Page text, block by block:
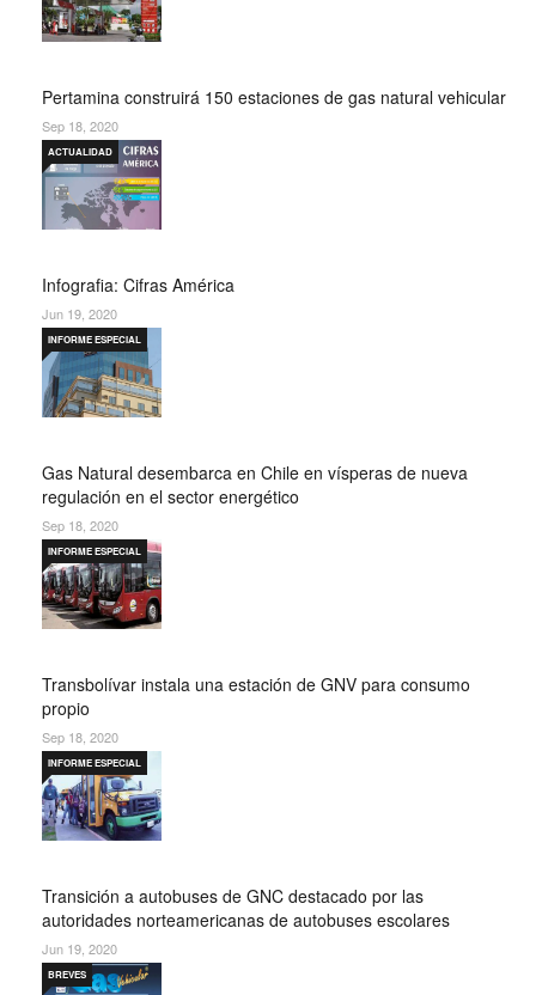
Pertamina construirá 150 estaciones de gas natural vehicular
Sep 18, 2020
Infografia: Cifras América
ACTUALIDAD
Jun 19, 2020
Gas Natural desembarca en Chile en vísperas de nueva
regulación en el sector energético
INFORME ESPECIAL
Sep 18, 2020
Transbolívar instala una estación de GNV para consumo
propio
INFORME ESPECIAL
Sep 18, 2020
Transición a autobuses de GNC destacado por las
autoridades norteamericanas de autobuses escolares
INFORME ESPECIAL
Jun 19, 2020
BREVES